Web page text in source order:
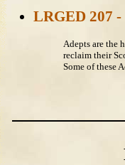
LRGED 207
Adepts are the
reclaim their
Some of these